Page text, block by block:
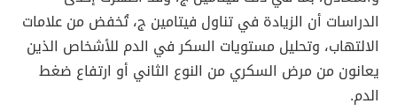
الدراسات أن الزيادة في تناول فيتامين ج، تُخفض من علامات
الالتهاب، وتحليل مستويات السكر في الدم للأشخاص الذين
يعانون من مرض السكري من النوع الثاني أو ارتفاع ضغط
الدم.